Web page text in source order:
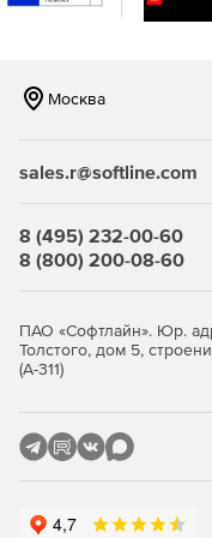
с поддержкой
интерфейсом для
платформе
JustCode –
среда для
устранения узких
Москва
sales.r@softline.com
8 (495) 232-00-60
8 (800) 200-08-60
ПАО «Софтлайн». Юр.
Толстого, дом 5,
(А-311)